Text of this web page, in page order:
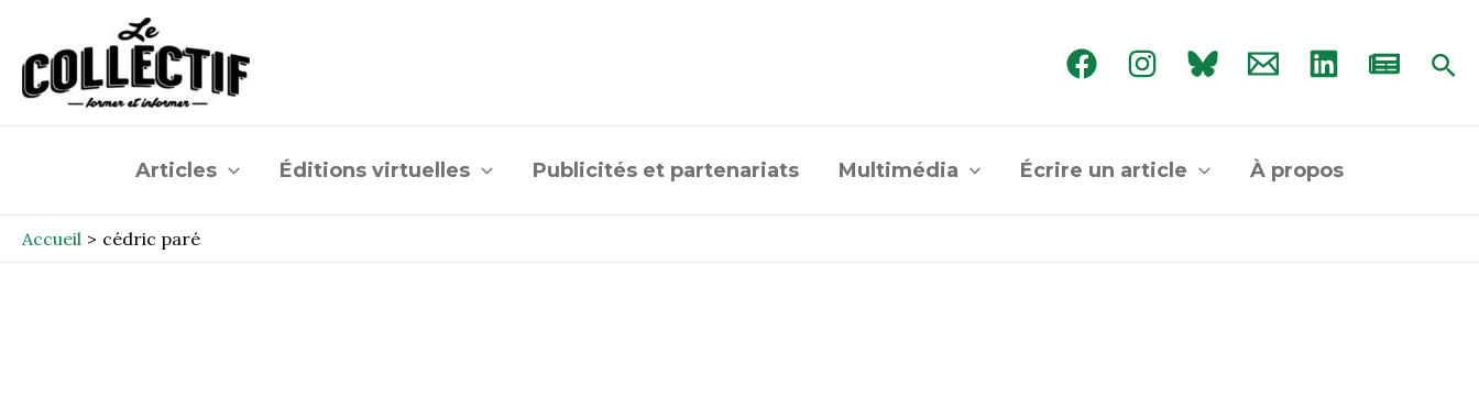
contenu
Articles Éditions virtuelles Publicités et partenariats Multimédia Écrire un article À propos
Accueil cédric paré